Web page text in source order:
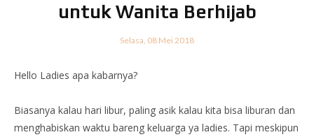
untuk Wanita Berhijab
Selasa, 08 Mei 2018
Hello Ladies apa kabarnya?
Biasanya kalau hari libur, paling asik kalau kita bisa liburan dan
menghabiskan waktu bareng keluarga ya ladies. Tapi meskipun